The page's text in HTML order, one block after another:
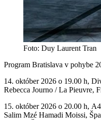
Foto: Duy Laurent Tran
Program Bratislava v pohybe
14. október 2026 o 19.00 h,
Rebecca Journo / La Pieuvre,
15. október 2026 o 20.00 h,
Salim Mzé Hamadi Moissi,